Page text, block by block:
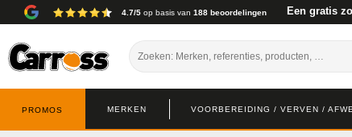
4.7/5 op basis van 188 beoordelingen Een gratis
VOORBEREIDING / VERVEN /
MERKEN
PROMOS